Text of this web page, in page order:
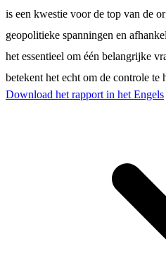
is een kwestie voor de top van de
geopolitieke spanningen en
het essentieel om één belangrijke
betekent het echt om de controle te
Download het rapport in het Engels